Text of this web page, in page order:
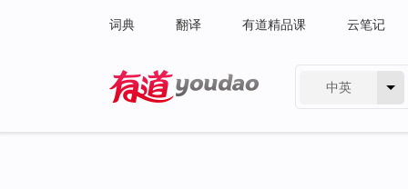
词典 翻译 有道精品课 云笔记
中英